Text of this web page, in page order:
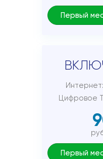
Первый
Цифровое
Первый